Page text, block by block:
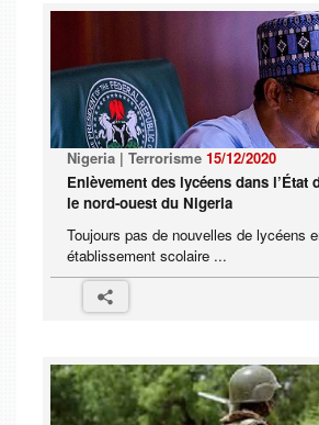
Nigeria | Terrorisme 15/12/2020
Enlèvement des lycéens dans l’État
le nord-ouest du Nigeria
Toujours pas de nouvelles de lycéens
établissement scolaire ...